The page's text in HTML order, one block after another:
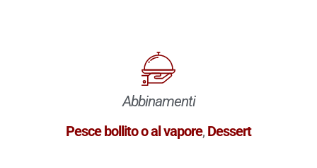
Abbinamenti
Pesce bollito o al vapore, Dessert